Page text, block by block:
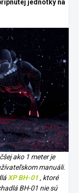
jednotky na
ako 1 meter je
manuáli.
XP BH-01 , ktoré
BH-01 nie sú